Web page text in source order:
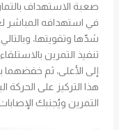
صعبة الاستهداف
في استهدافه المباشر
شدّها وتقويتها،
تنفيذ التمرين
إلى الأعلى، ثم
هذا التركيز على الحركة
التمرين ويُجنبك